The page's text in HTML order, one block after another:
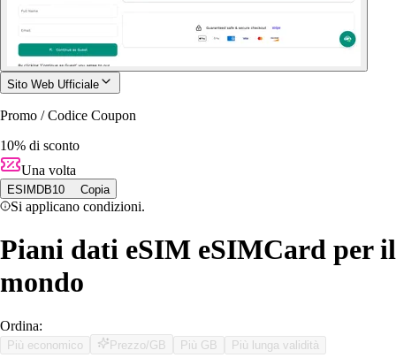
Sito Web Ufficiale
Promo / Codice Coupon
10% di sconto
Una volta
ESIMDB10 Copia
Si applicano condizioni.
Piani dati eSIM eSIMCard per il
mondo
Ordina:
Più economico Prezzo/GB Più GB Più lunga validità